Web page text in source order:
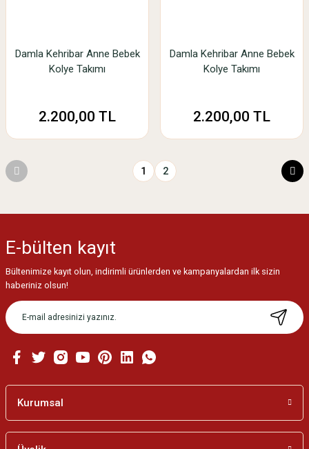
Damla Kehribar Anne Bebek
Kolye Takımı
2.200,00 TL
Damla Kehribar Anne Bebek
Kolye Takımı
2.200,00 TL
1 2
E-bülten kayıt
Bültenimize kayıt olun, indirimli ürünlerden ve kampanyalardan ilk sizin
haberiniz olsun!
Kurumsal